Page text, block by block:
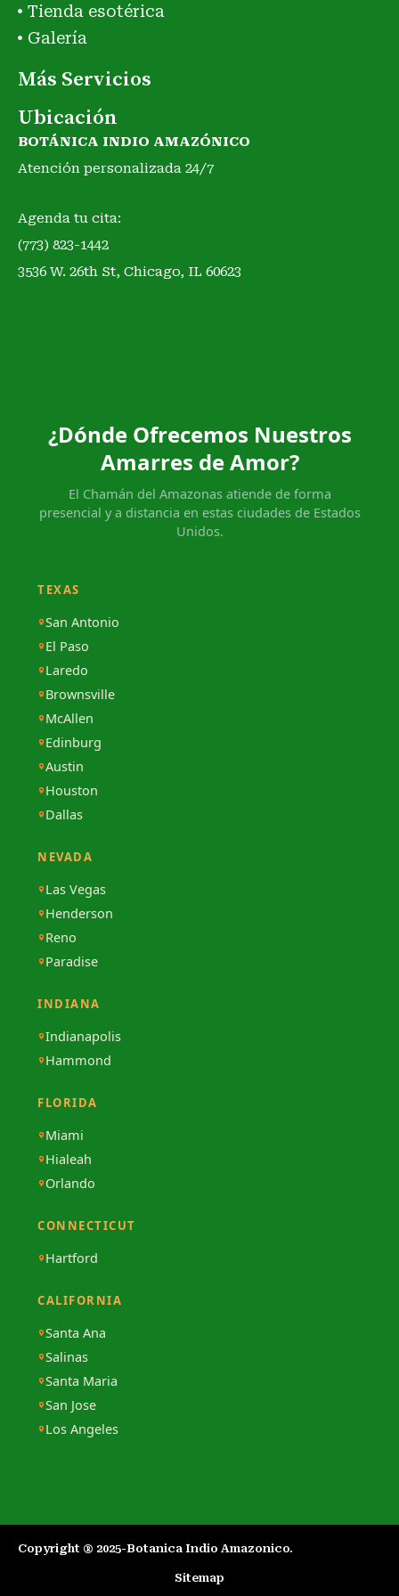
Tienda esotérica
Galería
Más Servicios
Ubicación
BOTÁNICA INDIO AMAZÓNICO
Atención personalizada 24/7
Agenda tu cita:
(773) 823-1442
3536 W. 26th St, Chicago, IL 60623
¿Dónde Ofrecemos Nuestros
Amarres de Amor?
El Chamán del Amazonas atiende de forma
presencial y a distancia en estas ciudades de Estados
Unidos.
TEXAS
San Antonio
El Paso
Laredo
Brownsville
McAllen
Edinburg
Austin
Houston
Dallas
NEVADA
Las Vegas
Henderson
Reno
Paradise
INDIANA
Indianapolis
Hammond
FLORIDA
Miami
Hialeah
Orlando
CONNECTICUT
Hartford
CALIFORNIA
Santa Ana
Salinas
Santa Maria
San Jose
Los Angeles
Copyright ® 2025-Botanica Indio Amazonico.​
Sitemap